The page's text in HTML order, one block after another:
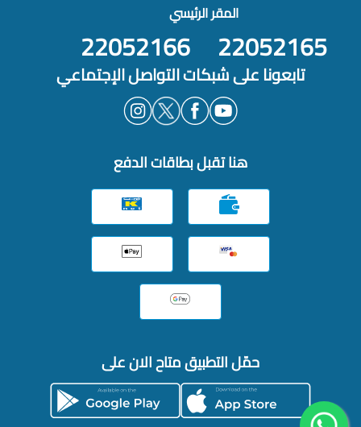
المقر الرئيسي
22052165
22052166
تابعونا على شبكات التواصل الإجتماعي
هنا تقبل بطاقات الدفع
حمّل التطبيق متاح الان على